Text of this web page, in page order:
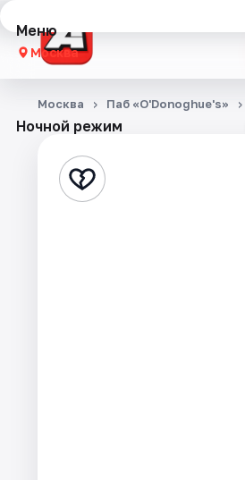
Меню
Москва
Концерты
Стендап
Ночной режим
Москва Паб «O'Donoghue's»